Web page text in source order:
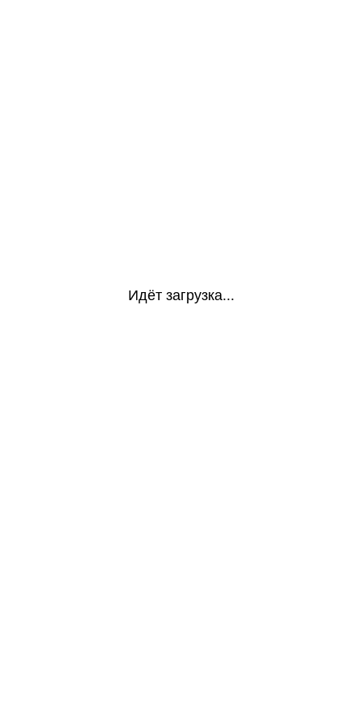
Идёт загрузка...